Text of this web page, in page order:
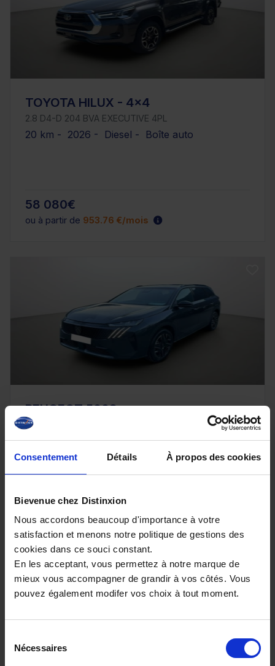
Consentement Détails À propos des cookies
Bievenue chez Distinxion
Nous accordons beaucoup d'importance à votre
satisfaction et menons notre politique de gestions des
cookies dans ce souci constant.
En les acceptant, vous permettez à notre marque de
mieux vous accompagner de grandir à vos côtés. Vous
pouvez également modifer vos choix à tout moment.
Nécessaires
TOYOTA HILUX - 4x4
2.8 D4-D 204 BVA EXECUTIVE 4PL
20 km - 2026 - Diesel - Boîte auto
58 080€
ou à partir de 953.76 €/mois
PEUGEOT 5008
HYBRID 145 E-DCS6 ALLURE PLUS
20 km - 2026 - Essence Hybride - Boîte auto
ou à partir de526.03 €/mois